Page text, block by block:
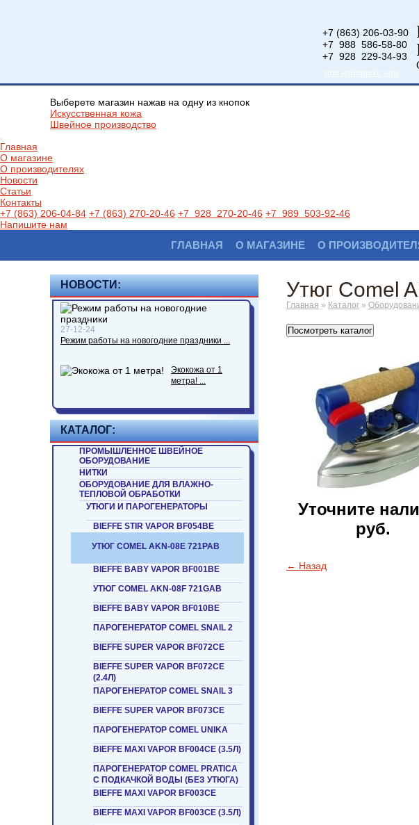
+7 (863) 206-03-90
+7 988 586-58-80
+7 928 229-34-93
или напишите нам
Выберете магазин нажав на одну из кнопок
Искусственная кожа
Швейное производство
Главная
О магазине
О производителях
Новости
Статьи
Контакты
+7 (863) 206-04-84 +7 (863) 270-20-46 +7 928 270-20-46 +7 989 503-92-46
Напишите нам
ГЛАВНАЯ О МАГАЗИНЕ О
НОВОСТИ:
27-12-24
Режим работы на новогодние праздники ...
Экокожа от 1
метра! ...
КАТАЛОГ:
ПРОМЫШЛЕННОЕ ШВЕЙНОЕ
ОБОРУДОВАНИЕ
НИТКИ
ОБОРУДОВАНИЕ ДЛЯ ВЛАЖНО-
ТЕПЛОВОЙ ОБРАБОТКИ
УТЮГИ И ПАРОГЕНЕРАТОРЫ
BIEFFE STIR VAPOR BF054BE
УТЮГ COMEL AKN-08E 721PAB
BIEFFE BABY VAPOR BF001BE
УТЮГ COMEL AKN-08F 721GAB
BIEFFE BABY VAPOR BF010BE
ПАРОГЕНЕРАТОР COMEL SNAIL 2
BIEFFE SUPER VAPOR BF072CE
BIEFFE SUPER VAPOR BF072CE
(2.4Л)
ПАРОГЕНЕРАТОР COMEL SNAIL 3
BIEFFE SUPER VAPOR BF073CE
ПАРОГЕНЕРАТОР COMEL UNIKA
BIEFFE MAXI VAPOR BF004CE (3.5Л)
ПАРОГЕНЕРАТОР COMEL PRATICA
С ПОДКАЧКОЙ ВОДЫ (БЕЗ УТЮГА)
BIEFFE MAXI VAPOR BF003CE
BIEFFE MAXI VAPOR BF003CE (3.5Л)
Утюг Comel
Главная » Каталог »
Посмотреть каталог
Уточните
руб.
← Назад